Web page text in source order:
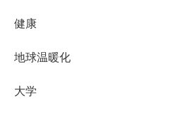
健康
地球温暖化
大学